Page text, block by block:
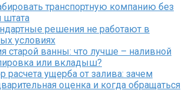
транспортную компанию без
штата
решения не работают в
условиях
старой ванны: что лучше – наливной
или вкладыш?
расчета ущерба от залива: зачем
оценка и когда обращаться